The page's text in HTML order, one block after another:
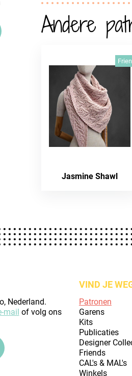
Andere
Jasmine Shawl
Nederland.
mail of volg ons
VIND JE
Patronen
Garens
Kits
Publicaties
Designer
Friends
CAL's & MAL's
Winkels